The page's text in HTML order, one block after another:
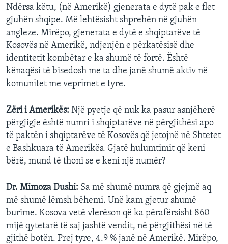
Ndërsa këtu, (në Amerikë) gjenerata e dytë pak e flet
gjuhën shqipe. Më lehtësisht shprehën në gjuhën
angleze. Mirëpo, gjenerata e dytë e shqiptarëve të
Kosovës në Amerikë, ndjenjën e përkatësisë dhe
identitetit kombëtar e ka shumë të fortë. Është
kënaqësi të bisedosh me ta dhe janë shumë aktiv në
komunitet me veprimet e tyre.
Zëri i Amerikës: Një pyetje që nuk ka pasur asnjëherë
përgjigje është numri i shqiptarëve në përgjithësi apo
të paktën i shqiptarëve të Kosovës që jetojnë në Shtetet
e Bashkuara të Amerikës. Gjatë hulumtimit që keni
bërë, mund të thoni se e keni një numër?
Dr. Mimoza Dushi: Sa më shumë numra që gjejmë aq
më shumë lëmsh bëhemi. Unë kam gjetur shumë
burime. Kosova vetë vlerëson që ka përafërsisht 860
mijë qytetarë të saj jashtë vendit, në përgjithësi në të
gjithë botën. Prej tyre, 4.9 % janë në Amerikë. Mirëpo,